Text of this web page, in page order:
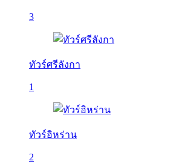
3
ทัวร์ศรีลังกา
1
ทัวร์อิหร่าน
2